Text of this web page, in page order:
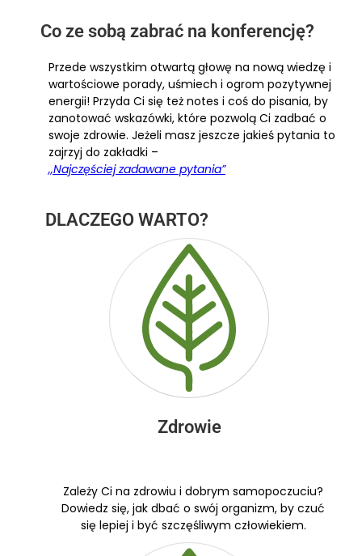
Co ze sobą zabrać na konferencję?
Przede wszystkim otwartą głowę na nową wiedzę i
wartościowe porady, uśmiech i ogrom pozytywnej
energii! Przyda Ci się też notes i coś do pisania, by
zanotować wskazówki, które pozwolą Ci zadbać o
swoje zdrowie. Jeżeli masz jeszcze jakieś pytania to
zajrzyj do zakładki –
,,Najczęściej zadawane pytania”
DLACZEGO WARTO?
Zdrowie
Zależy Ci na zdrowiu i dobrym samopoczuciu?
Dowiedz się, jak dbać o swój organizm, by czuć
się lepiej i być szczęśliwym człowiekiem.